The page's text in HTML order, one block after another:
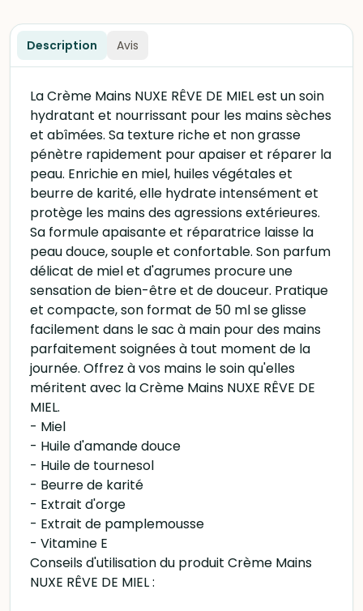
Description Avis
La Crème Mains NUXE RÊVE DE MIEL est un soin
hydratant et nourrissant pour les mains sèches
et abîmées. Sa texture riche et non grasse
pénètre rapidement pour apaiser et réparer la
peau. Enrichie en miel, huiles végétales et
beurre de karité, elle hydrate intensément et
protège les mains des agressions extérieures.
Sa formule apaisante et réparatrice laisse la
peau douce, souple et confortable. Son parfum
délicat de miel et d'agrumes procure une
sensation de bien-être et de douceur. Pratique
et compacte, son format de 50 ml se glisse
facilement dans le sac à main pour des mains
parfaitement soignées à tout moment de la
journée. Offrez à vos mains le soin qu'elles
méritent avec la Crème Mains NUXE RÊVE DE
MIEL.
- Miel
- Huile d'amande douce
- Huile de tournesol
- Beurre de karité
- Extrait d'orge
- Extrait de pamplemousse
- Vitamine E
Conseils d'utilisation du produit Crème Mains
NUXE RÊVE DE MIEL :